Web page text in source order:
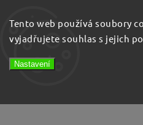
Tento web používá soubory
vyjadřujete souhlas s jejich
Nastavení
Zákaznická podpora:
+420 777 115 717